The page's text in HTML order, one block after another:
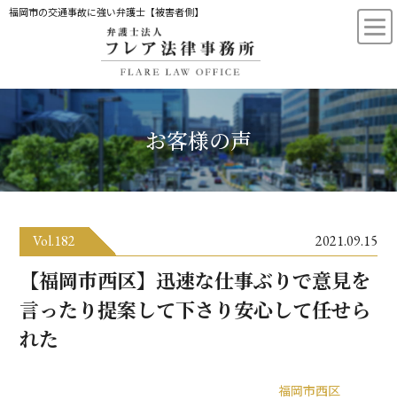
福岡市の交通事故に強い弁護士【被害者側】
お客様の声
Vol.182 2021.09.15
【福岡市西区】迅速な仕事ぶりで意見を
言ったり提案して下さり安心して任せら
れた
福岡市西区